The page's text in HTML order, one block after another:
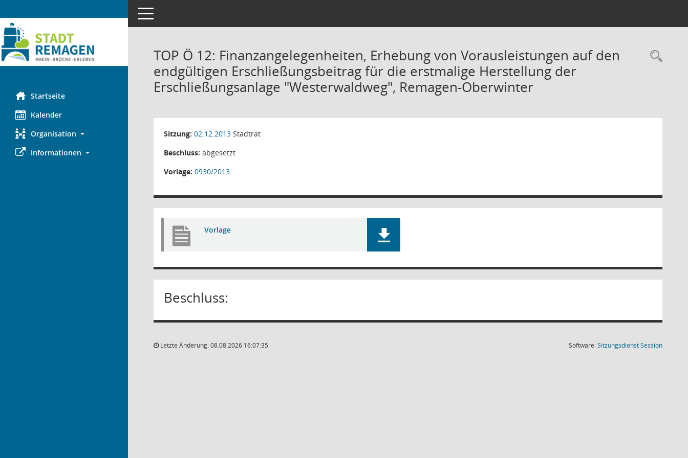
Startseite
Kalender
Organisation
Informationen
Toggle navigation
TOP Ö 12: Finanzangelegenheiten, Erhebung von Vorausleistungen auf den
endgültigen Erschließungsbeitrag für die erstmalige Herstellung der
Erschließungsanlage "Westerwaldweg", Remagen-Oberwinter
Sitzung: 02.12.2013 Stadtrat
Beschluss: abgesetzt
Vorlage: 0930/2013
Vorlage
Beschluss:
Letzte Änderung: 08.08.2026 16:07:35 Software:SitzungsdienstSession(Wird in